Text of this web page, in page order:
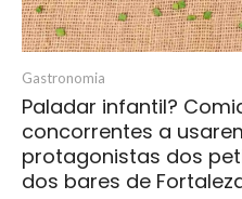
Gastronomia
Paladar infantil?
concorrentes a
protagonistas dos
dos bares de